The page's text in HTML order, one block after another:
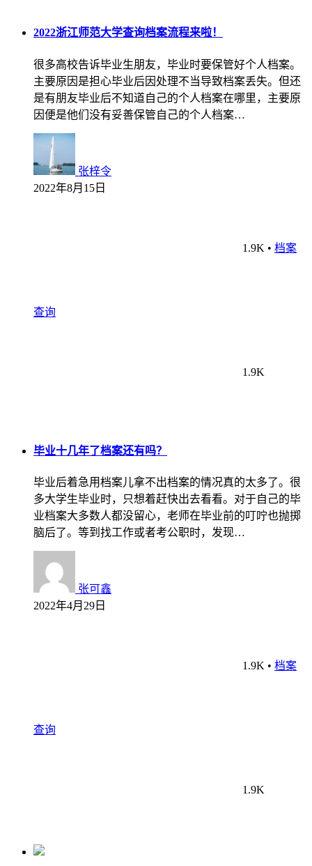
2022浙江师范大学查询档案流程来啦！
很多高校告诉毕业生朋友，毕业时要保管好个人档案。
主要原因是担心毕业后因处理不当导致档案丢失。但还
是有朋友毕业后不知道自己的个人档案在哪里，主要原
因便是他们没有妥善保管自己的个人档案…
张梓令
2022年8月15日
1.9K • 档案
查询
1.9K
毕业十几年了档案还有吗？
毕业后着急用档案儿拿不出档案的情况真的太多了。很
多大学生毕业时，只想着赶快出去看看。对于自己的毕
业档案大多数人都没留心，老师在毕业前的叮咛也抛掷
脑后了。等到找工作或者考公职时，发现…
张可鑫
2022年4月29日
1.9K • 档案
查询
1.9K